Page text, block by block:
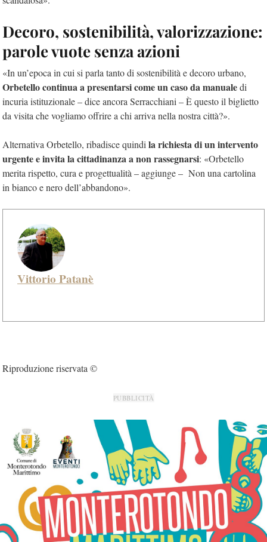
Decoro, sostenibilità, valorizzazione:
parole vuote senza azioni
«In un’epoca in cui si parla tanto di sostenibilità e decoro urbano,
Orbetello continua a presentarsi come un caso da manualedi
incuria istituzionale – dice ancora Serracchiani – È questo il biglietto
da visita che vogliamo offrire a chi arriva nella nostra città?».
Alternativa Orbetello, ribadisce quindila richiesta di un intervento
urgente e invita la cittadinanza a non rassegnarsi: «Orbetello
merita rispetto, cura e progettualità – aggiunge – Non una cartolina
in bianco e nero dell’abbandono».
Vittorio Patanè
Riproduzione riservata ©
PUBBLICITÀ